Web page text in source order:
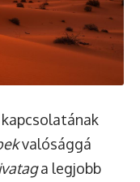
valósággá
a legjobb